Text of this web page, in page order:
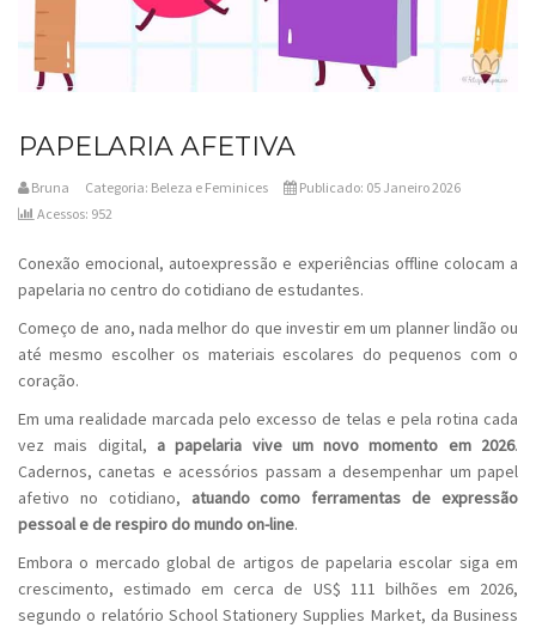
PAPELARIA AFETIVA
Bruna Categoria: Beleza e Feminices
Publicado: 05 Janeiro 2026
Acessos: 952
Conexão emocional, autoexpressão e experiências offline colocam a
papelaria no centro do cotidiano de estudantes.
Começo de ano, nada melhor do que investir em um plannerlindão ou
até mesmo escolher os materiais escolares do pequenos com o
coração.
Em uma realidade marcada pelo excesso de telas e pela rotina cada
vez mais digital, a papelaria vive um novo momento em 2026.
Cadernos, canetas e acessórios passam a desempenhar um papel
afetivo no cotidiano, atuando como ferramentas de expressão
pessoal e de respiro do mundo on-line.
Embora o mercado global de artigos de papelaria escolar siga em
crescimento, estimado em cerca de US$ 111 bilhões em 2026,
segundo o relatório School Stationery Supplies Market, da Business